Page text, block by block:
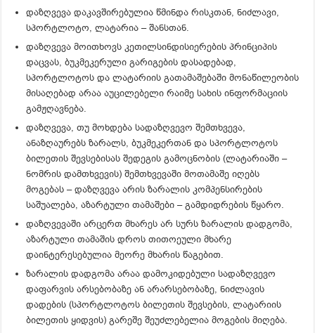
დაზღვევა დაკავშირებულია წმინდა რისკთან, ნიძლავი,
სპორტლოტო, ლატარია – შანსთან.
დაზღვევა მოითხოვს კეთილსინდისიერების პრინციპის
დაცვას, ბუკმეკერული გარიგების დასადებად,
სპორტლოტოს და ლატარიის გათამაშებაში მონაწილეობის
მისაღებად არაა აუცილებელი რაიმე სახის ინფორმაციის
გამჟღავნება.
დაზღვევა, თუ მოხდება სადაზღვევო შემთხვევა,
ანაზღაურებს ზარალს, ბუკმეკერთან და სპორტლოტოს
ბილეთის შევსებისას შედეგის გამოცნობის (ლატარიაში –
ნომრის დამთხვევის) შემთხვევაში მოთამაშე იღებს
მოგებას – დაზღვევა არის ზარალის კომპენსირების
საშუალება, აზარტული თამაშები – გამდიდრების წყარო.
დაზღვევაში არცერთ მხარეს არ სურს ზარალის დადგომა,
აზარტული თამაშის დროს თითოეული მხარე
დაინტერესებულია მეორე მხარის წაგებით.
ზარალის დადგომა არაა დამოკიდებული სადაზღვევო
დაფარვის არსებობაზე ან არარსებობაზე, ნიძლავის
დადების (სპორტლოტოს ბილეთის შევსების, ლატარიის
ბილეთის ყიდვის) გარეშე შეუძლებელია მოგების მიღება.